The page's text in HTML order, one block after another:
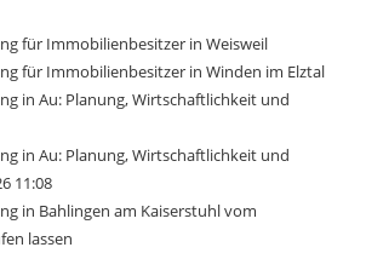
für Immobilienbesitzer in Weisweil
für Immobilienbesitzer in Winden im Elztal
in Au: Planung, Wirtschaftlichkeit und
in Au: Planung, Wirtschaftlichkeit und
11:08
in Bahlingen am Kaiserstuhl vom
lassen